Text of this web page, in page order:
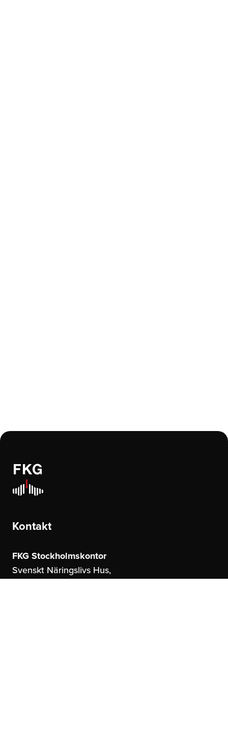
Kontakt
FKG Stockholmskontor
Svenskt Näringslivs Hus,